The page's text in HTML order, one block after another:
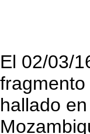
El 02/03/
hallado en